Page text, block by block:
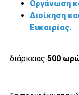
Οργάνωση
Διοίκηση
Ευκαιρίας.
διάρκειας 500